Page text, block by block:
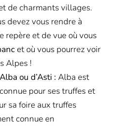
de charmants villages.
devez vous rendre à
repère et de vue où vous
et où vous pourrez voir
Alpes !
ou d’Asti : Alba est
pour ses truffes et
sa foire aux truffes
connue en